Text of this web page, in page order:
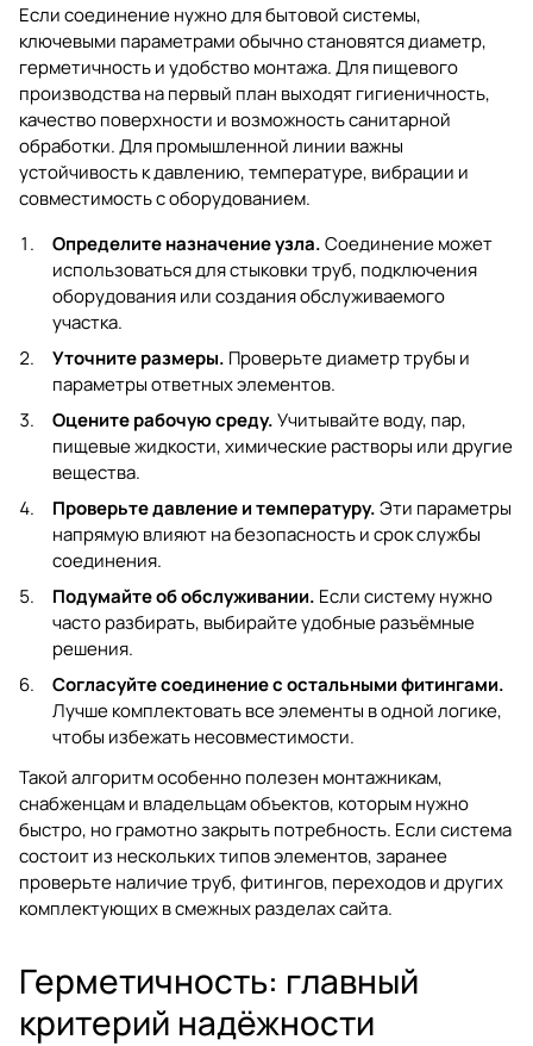
Если соединение нужно для бытовой системы,
ключевыми параметрами обычно становятся диаметр,
герметичность и удобство монтажа. Для пищевого
производства на первый план выходят гигиеничность,
качество поверхности и возможность санитарной
обработки. Для промышленной линии важны
устойчивость к давлению, температуре, вибрации и
совместимость с оборудованием.
Определите назначение узла.Соединение может
использоваться для стыковки труб, подключения
оборудования или создания обслуживаемого
участка.
Уточните размеры. Проверьте диаметр трубы и
параметры ответных элементов.
Оцените рабочую среду.Учитывайте воду, пар,
пищевые жидкости, химические растворы или другие
вещества.
Проверьте давление и температуру.Эти параметры
напрямую влияют на безопасность и срок службы
соединения.
Подумайте об обслуживании. Если систему нужно
часто разбирать, выбирайте удобные разъёмные
решения.
Согласуйте соединение с остальными фитингами.
Лучше комплектовать все элементы в одной логике,
чтобы избежать несовместимости.
Такой алгоритм особенно полезен монтажникам,
снабженцам и владельцам объектов, которым нужно
быстро, но грамотно закрыть потребность. Если система
состоит из нескольких типов элементов, заранее
проверьте наличие труб, фитингов, переходов и других
комплектующих в смежных разделах сайта.
Герметичность: главный
критерий надёжности